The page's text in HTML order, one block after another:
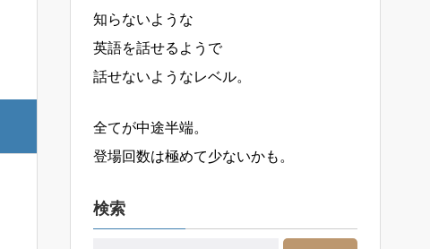
知らないような
英語を話せるようで
話せないようなレベル。
全てが中途半端。
登場回数は極めて少ないかも。
検索